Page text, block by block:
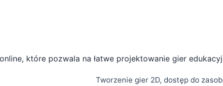
które pozwala na łatwe projektowanie gier
Tworzenie gier 2D, dostęp do